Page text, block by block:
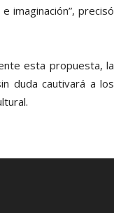
imaginación”, precisó
esta propuesta, la
duda cautivará a los